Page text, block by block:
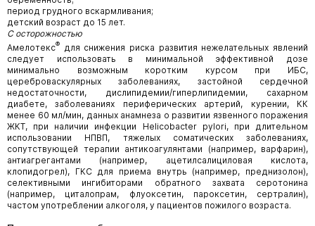
период грудного вскармливания;
детский возраст до 15 лет.
С осторожностью
Амелотекс® для снижения риска развития нежелательных явлений
следует использовать в минимальной эффективной дозе
минимально возможным коротким курсом при ИБС,
цереброваскулярных заболеваниях, застойной сердечной
недостаточности, дислипидемии/гиперлипидемии, сахарном
диабете, заболеваниях периферических артерий, курении, КК
менее 60 мл/мин, данных анамнеза о развитии язвенного поражения
ЖКТ, при наличии инфекции Helicobacter pylori, при длительном
использовании НПВП, тяжелых соматических заболеваниях,
сопутствующей терапии антикоагулянтами (например, варфарин),
антиагрегантами (например, ацетилсалициловая кислота,
клопидогрел), ГКС для приема внутрь (например, преднизолон),
селективными ингибиторами обратного захвата серотонина
(например, циталопрам, флуоксетин, пароксетин, сертралин),
частом употреблении алкоголя, у пациентов пожилого возраста.